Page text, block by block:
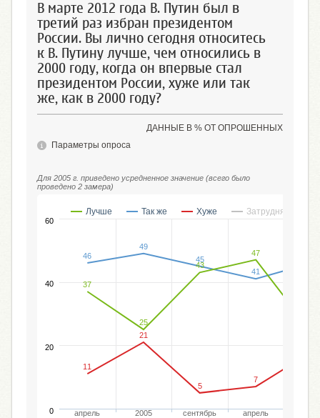
В марте 2012 года В. Путин был в
третий раз избран президентом
России. Вы лично сегодня относитесь
к В. Путину лучше, чем относились в
2000 году, когда он впервые стал
президентом России, хуже или так
же, как в 2000 году?
ДАННЫЕ В % ОТ ОПРОШЕННЫХ
Параметры опроса
Для 2005 г. приведено усредненное значение (всего было
проведено 2 замера)
11
21
5
7
46
49
45
41
37
25
43
47
Лучше Так же Хуже Затрудняюсь
апрель
2005
сентябрь
апрель
0
20
40
60